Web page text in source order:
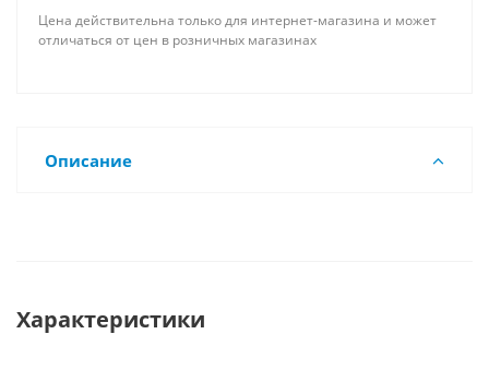
Цена действительна только для интернет-магазина и может
отличаться от цен в розничных магазинах
Описание
Характеристики